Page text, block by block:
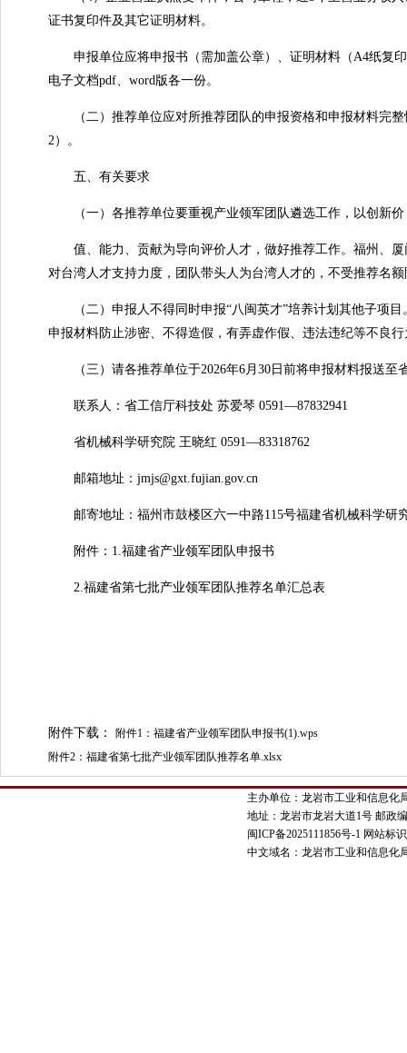
证书复印件及其它证明材料。
申报单位应将申报书（需加盖公章）、证明材料（A4纸复印
电子文档pdf、word版各一份。
（二）推荐单位应对所推荐团队的申报资格和申报材料完整
2）。
五、有关要求
（一）各推荐单位要重视产业领军团队遴选工作，以创新价
值、能力、贡献为导向评价人才，做好推荐工作。福州、厦
对台湾人才支持力度，团队带头人为台湾人才的，不受推荐名额
（二）申报人不得同时申报“八闽英才”培养计划其他子项目
申报材料防止涉密、不得造假，有弄虚作假、违法违纪等不良
（三）请各推荐单位于2026年6月30日前将申报材料报送至
联系人：省工信厅科技处 苏爱琴 0591—87832941
省机械科学研究院 王晓红 0591—83318762
邮箱地址：jmjs@gxt.fujian.gov.cn
邮寄地址：福州市鼓楼区六一中路115号福建省机械科学研
附件：1.福建省产业领军团队申报书
2.福建省第七批产业领军团队推荐名单汇总表
附件下载：
附件1：福建省产业领军团队申报书(1).wps
附件2：福建省第七批产业领军团队推荐名单.xlsx